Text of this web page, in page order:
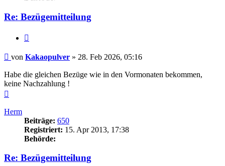
Re: Bezügemitteilung
Beitrag
von Kakaopulver » 28. Feb 2026, 05:16
Habe die gleichen Bezüge wie in den Vormonaten bekommen,
keine Nachzahlung !
Herm
Beiträge: 650
Registriert: 15. Apr 2013, 17:38
Behörde:
Re: Bezügemitteilung